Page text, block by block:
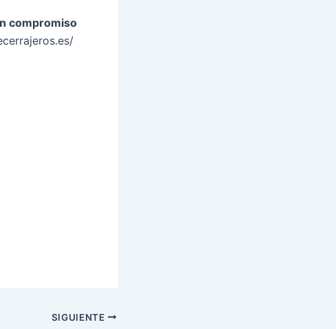
compromiso
SIGUIENTE